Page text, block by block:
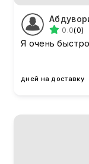
0.0(0)
Я очень
дней на доставку